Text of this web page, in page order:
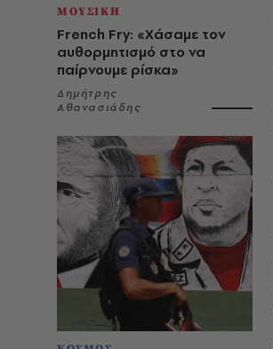
ΜΟΥΣΙΚΗ
French Fry: «Χάσαμε τον
αυθορμητισμό στο να
παίρνουμε ρίσκα»
Δημήτρης
Αθανασιάδης